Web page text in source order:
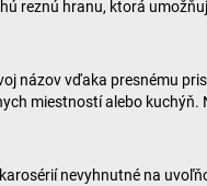
reznú hranu, ktorá
názov vďaka presnému
miestností alebo
nevyhnutné na